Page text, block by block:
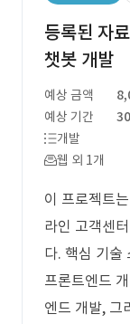
등록된 자
챗봇 개발
예상 금액
예상 기간
개발
웹 외 1개
이 프로젝트
라인 고객센
다. 핵심 기
프론트엔드
엔드 개발, 그